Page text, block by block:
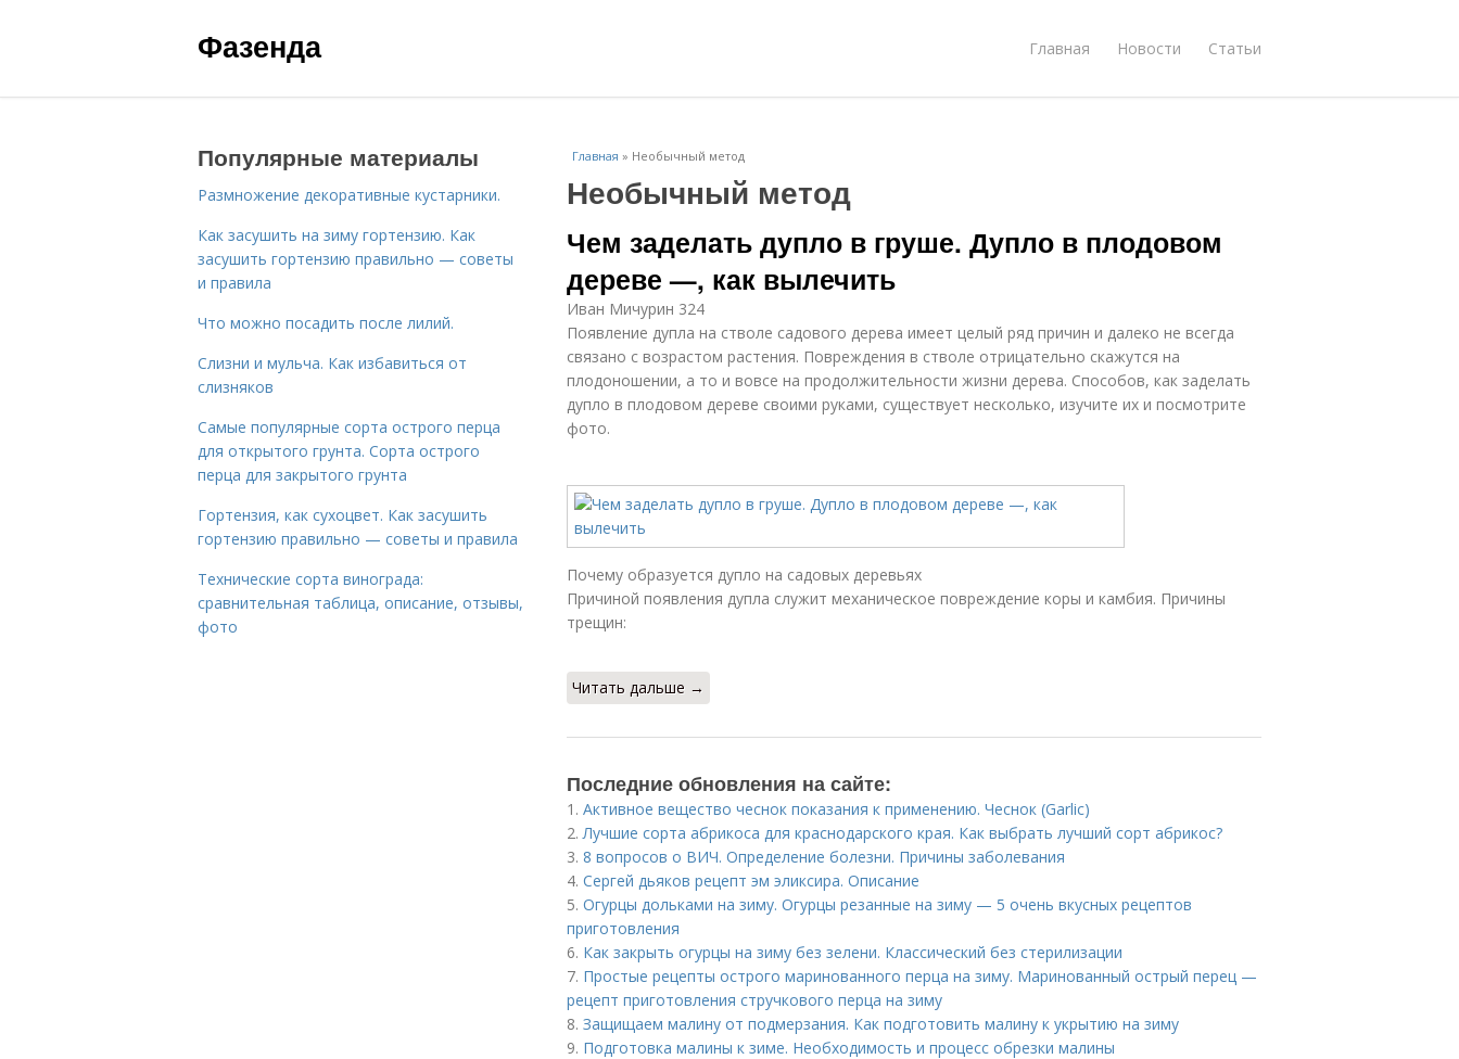
Фазенда Главная Новости Статьи
Главная » Необычный метод
Необычный метод
Чем заделать дупло в груше. Дупло в плодовом
дереве —, как вылечить
Иван Мичурин 324
Появление дупла на стволе садового дерева имеет целый ряд причин и далеко не всегда
связано с возрастом растения. Повреждения в стволе отрицательно скажутся на
плодоношении, а то и вовсе на продолжительности жизни дерева. Способов, как заделать
дупло в плодовом дереве своими руками, существует несколько, изучите их и посмотрите
фото.
Почему образуется дупло на садовых деревьях
Причиной появления дупла служит механическое повреждение коры и камбия. Причины
трещин:
Читать дальше →
Последние обновления на сайте:
1. Активное вещество чеснок показания к применению. Чеснок (Garlic)
2.Лучшие сорта абрикоса для краснодарского края. Как выбрать лучший сорт абрикос?
3. 8 вопросов о ВИЧ. Определение болезни. Причины заболевания
4. Сергей дьяков рецепт эм эликсира. Описание
5. Огурцы дольками на зиму. Огурцы резанные на зиму — 5 очень вкусных рецептов
приготовления
6. Как закрыть огурцы на зиму без зелени. Классический без стерилизации
7. Простые рецепты острого маринованного перца на зиму. Маринованный острый перец —
рецепт приготовления стручкового перца на зиму
8. Защищаем малину от подмерзания. Как подготовить малину к укрытию на зиму
9. Подготовка малины к зиме. Необходимость и процесс обрезки малины
Популярные материалы
Размножение декоративные кустарники.
Как засушить на зиму гортензию. Как
засушить гортензию правильно — советы
и правила
Что можно посадить после лилий.
Слизни и мульча. Как избавиться от
слизняков
Самые популярные сорта острого перца
для открытого грунта. Сорта острого
перца для закрытого грунта
Гортензия, как сухоцвет. Как засушить
гортензию правильно — советы и правила
Технические сорта винограда:
сравнительная таблица, описание, отзывы,
фото